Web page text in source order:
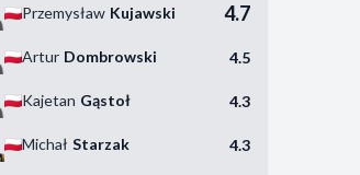
Przemysław Kujawski 4.7
Artur Dombrowski 4.5
Kajetan Gąstoł 4.3
Michał Starzak 4.3